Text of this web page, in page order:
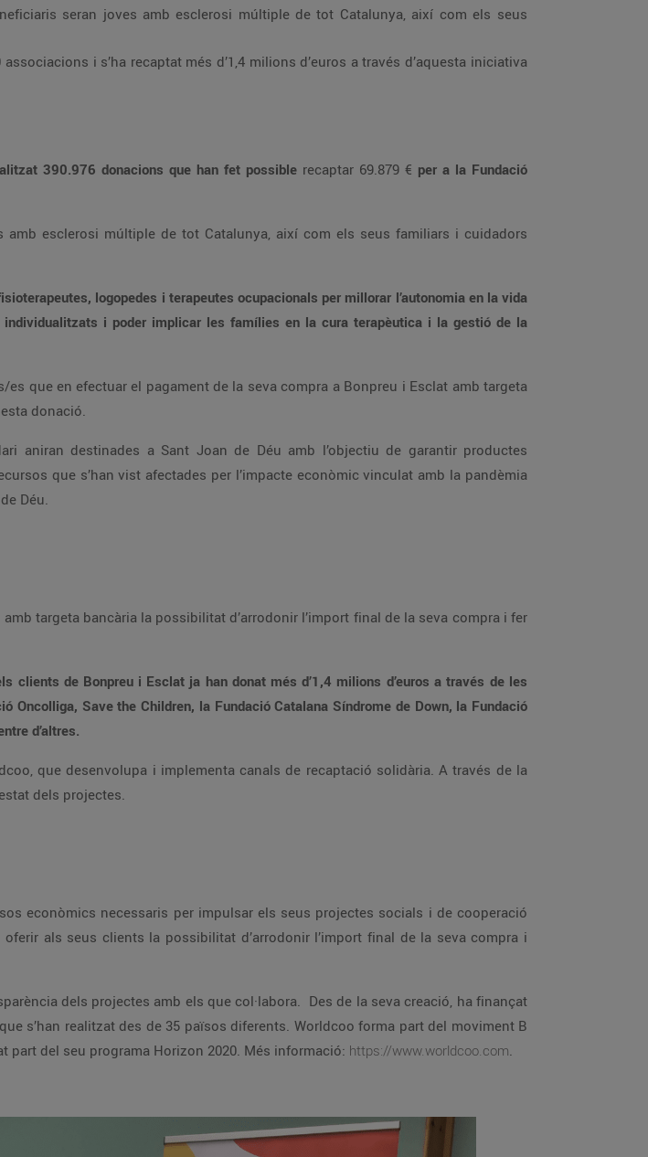
els clients de Bonpreu i Esclat han realitzat 390.976 donacions que han fet possible recaptar 69.879 € per a la Fundació
donació.
Déu.
Creu Roja, AFANOC i IrsiCaixa entre d’altres.
dels projectes.
Corp i compta amb el recolzament de la Comissió Europa per haver format part del seu programa Horizon 2020. Més informació: https://www.worldcoo.com.